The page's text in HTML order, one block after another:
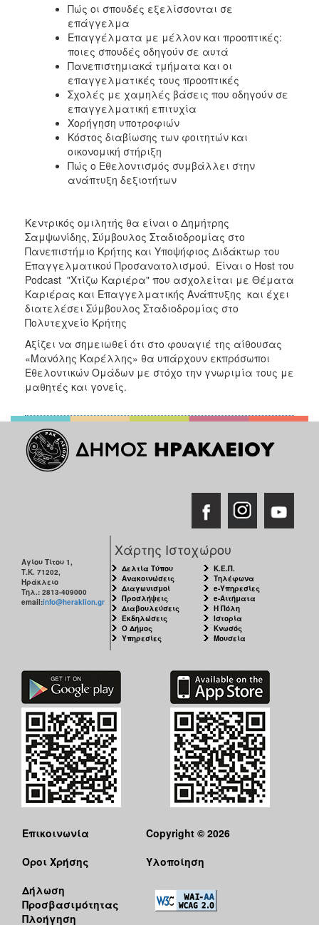
Πώς οι σπουδές εξελίσσονται σε
επάγγελμα
Επαγγέλματα με μέλλον και προοπτικές:
ποιες σπουδές οδηγούν σε αυτά
Πανεπιστημιακά τμήματα και οι
επαγγελματικές τους προοπτικές
Σχολές με χαμηλές βάσεις που οδηγούν σε
επαγγελματική επιτυχία
Χορήγηση υποτροφιών
Κόστος διαβίωσης των φοιτητών και
οικονομική στήριξη
Πώς ο Εθελοντισμός συμβάλλει στην
ανάπτυξη δεξιοτήτων
Κεντρικός ομιλητής θα είναι ο Δημήτρης
Σαμψωνίδης, Σύμβουλος Σταδιοδρομίας στο
Πανεπιστήμιο Κρήτης και Υποψήφιος Διδάκτωρ του
Επαγγελματικού Προσανατολισμού. Είναι ο Host του
Podcast "Χτίζω Καριέρα" που ασχολείται με Θέματα
Καριέρας και Επαγγελματικής Ανάπτυξης και έχει
διατελέσει Σύμβουλος Σταδιοδρομίας στο
Πολυτεχνείο Κρήτης
Αξίζει να σημειωθεί ότι στο φουαγιέ της αίθουσας
«Μανόλης Καρέλλης» θα υπάρχουν εκπρόσωποι
Εθελοντικών Ομάδων με στόχο την γνωριμία τους με
μαθητές και γονείς.
Αγίου Τίτου 1,
Τ.Κ. 71202,
Ηράκλειο
Τηλ.: 2813-409000
email:info@heraklion.gr
Χάρτης Ιστοχώρου
Δελτία Τύπου
Ανακοινώσεις
Διαγωνισμοί
Προσλήψεις
Διαβουλεύσεις
Εκδηλώσεις
Ο Δήμος
Υπηρεσίες
Κ.Ε.Π.
Τηλέφωνα
e-Υπηρεσίες
e-Αιτήματα
Η Πόλη
Ιστορία
Κνωσός
Μουσεία
Επικοινωνία
Όροι Χρήσης
Δήλωση
Προσβασιμότητας
Πλοήγηση
Copyright © 2026
Υλοποίηση